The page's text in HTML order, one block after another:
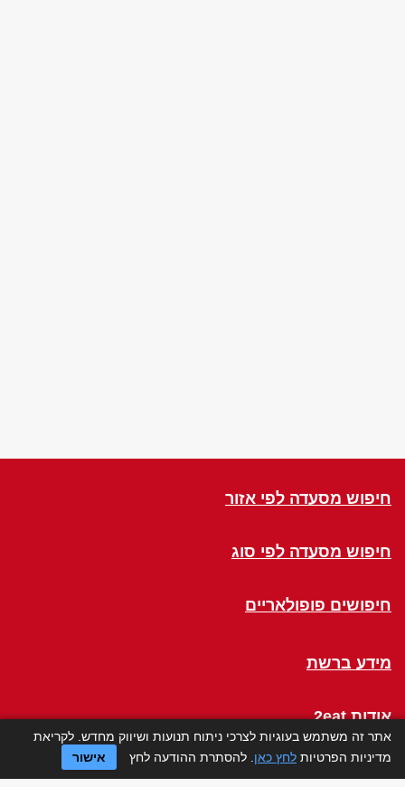
חיפוש מסעדה לפי אזור
חיפוש מסעדה לפי סוג
חיפושים פופולאריים
מידע ברשת
אודות 2eat
Click a Table
אתר זה משתמש בעוגיות לצרכי ניתוח תנועות ושיווק מחדש. לקריאת
מדיניות הפרטיות לחץ כאן . להסתרת ההודעה לחץ אישור